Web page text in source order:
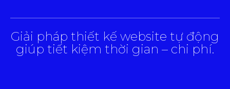
Giải pháp thiết kế website tự động
giúp tiết kiệm thời gian – chi phí.